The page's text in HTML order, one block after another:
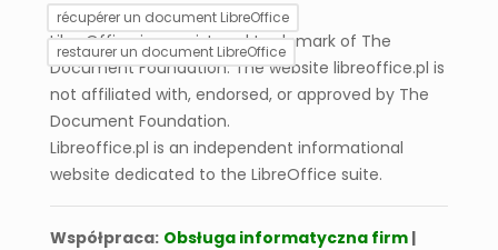
récupérer un document LibreOffice
restaurer un document LibreOffice
Configuration globale
de l’enregistrement
automatique dans
LibreOffice.
LibreOffice is a registered trademark of The
Document Foundation. The website libreoffice.pl is
not affiliated with, endorsed, or approved by The
Document Foundation.
Libreoffice.pl is an independent informational
website dedicated to the LibreOffice suite.
Współpraca: Obsługa informatyczna firm |